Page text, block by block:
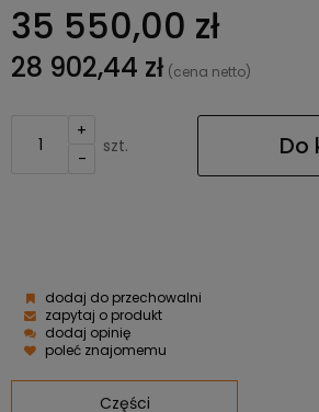
35 550,00 zł
28 902,44 zł (cena netto)
+
-
szt. Do
dodaj do przechowalni
zapytaj o produkt
dodaj opinię
poleć znajomemu
Części